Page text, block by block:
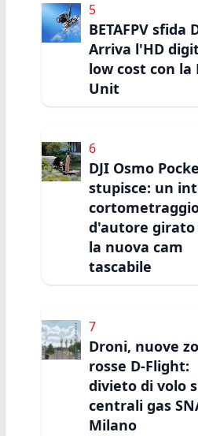
5
BETAFPV sfida
Arriva l'HD
low cost con la
Unit
6
DJI Osmo
stupisce: un
d'autore girato
la nuova cam
tascabile
7
Droni, nuove
rosse D-Flight:
divieto di volo
centrali gas
Milano